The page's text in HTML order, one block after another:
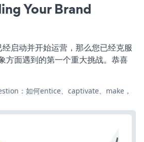
Your Brand
启动并开始运营，那么您已经克服
方面遇到的第一个重大挑战。恭喜
：如何entice、captivate、make，